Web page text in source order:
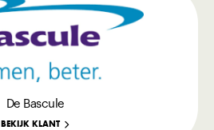
De Bascule
BEKIJK KLANT